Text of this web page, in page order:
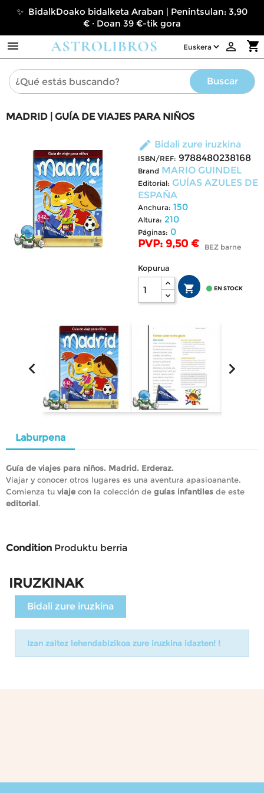
✨ BidalkDoako bidalketa Araban | Penintsulan: 3,90
€ · Doan 39 €-tik gora
 shopping_cart

Buscar
MADRID | GUÍA DE VIAJES PARA NIÑOS
edit Bidali zure iruzkina
ISBN/REF: 9788480238168
Brand MARIO GUINDEL
Editorial: GUÍAS AZULES DE
ESPAÑA
Anchura: 150
Altura: 210
Páginas: 0
PVP: 9,50 € BEZ barne
Kopurua
  EN STOCK
 
Laburpena
Guía de viajes para niños. Madrid. Erderaz.
Viajar y conocer otros lugares es una aventura apasioanante.
Comienza tu viaje con la colección de guías infantiles de este
editorial.
Condition Produktu berria
IRUZKINAK
Bidali zure iruzkina
Izan zaitez lehendabizikoa zure iruzkina idazten! !